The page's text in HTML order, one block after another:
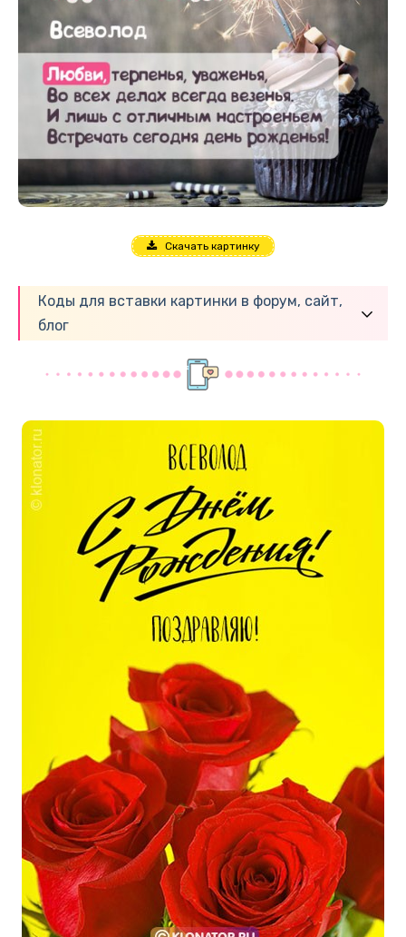
Скачать картинку
Коды для вставки картинки в форум, сайт,
блог